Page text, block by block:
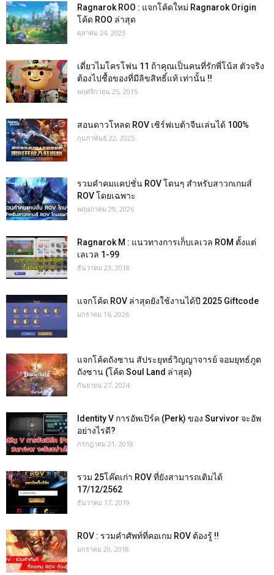
Ragnarok ROO : แจกโค้ดใหม่ Ragnarok Origin
โค้ด ROO ล่าสุด
ตุลาคม 24, 2023
เดี่ยวไมโครโฟน 11 ถ้าคุณเป็นคนที่รักพี่โน้ส ตัวจริง
ต้องไปชื้อของที่มีลิขสิทธิ์แท้ เท่านั้น !!
พฤศจิกายน 25, 2015
สอนดาวโหลด ROV เซิร์ฟเบต้าจีนเล่นได้ 100%
กุมภาพันธ์ 22, 2025
รวมคำคมแคปชั่น ROV โดนๆ สำหรับสาวกเกมส์
ROV โดยเฉพาะ
พฤษภาคม 29, 2026
Ragnarok M : แนวทางการเก็บเลเวล ROM ตั้งแต่
เลเวล 1-99
ธันวาคม 23, 2018
แจกโค้ด ROV ล่าสุดยังใช้งานได้ปี 2025 Giftcode
มกราคม 16, 2026
แจกโค้ดถังซาน สัประยุทธ์วิญญาจารย์ จอมยุทธ์ภูต
ถังซาน (โค้ด Soul Land ล่าสุด)
กันยายน 27, 2024
Identity V การอัพเปิร์ค (Perk) ของ Survivor จะอัพ
อย่างไรดี?
กรกฎาคม 21, 2018
รวม 25โค๊ดเก่า ROV ที่ยังสามารถเติมได้
17/12/2562
ธันวาคม 17, 2019
ROV : รวมคำศัพท์ที่คอเกม ROV ต้องรู้ !!
มกราคม 20, 2018